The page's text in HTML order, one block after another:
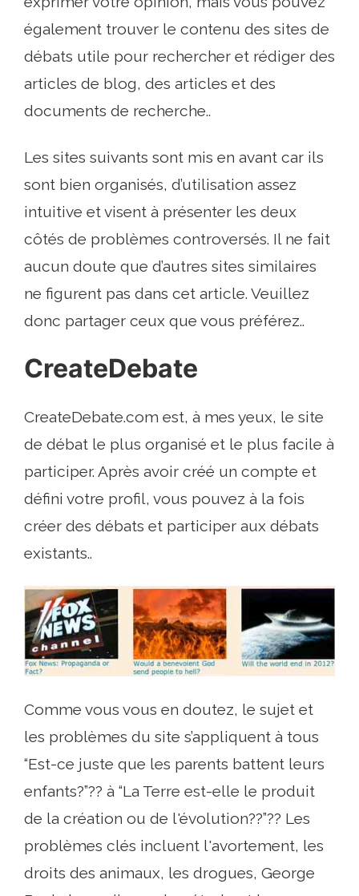
également trouver le contenu des sites de
débats utile pour rechercher et rédiger des
articles de blog, des articles et des
documents de recherche..
Les sites suivants sont mis en avant car ils
sont bien organisés, d’utilisation assez
intuitive et visent à présenter les deux
côtés de problèmes controversés. Il ne fait
aucun doute que d’autres sites similaires
ne figurent pas dans cet article. Veuillez
donc partager ceux que vous préférez..
CreateDebate
CreateDebate.com est, à mes yeux, le site
de débat le plus organisé et le plus facile à
participer. Après avoir créé un compte et
défini votre profil, vous pouvez à la fois
créer des débats et participer aux débats
existants..
Comme vous vous en doutez, le sujet et
les problèmes du site s’appliquent à tous
“Est-ce juste que les parents battent leurs
enfants?”?? à “La Terre est-elle le produit
de la création ou de l'évolution??”?? Les
problèmes clés incluent l'avortement, les
droits des animaux, les drogues, George